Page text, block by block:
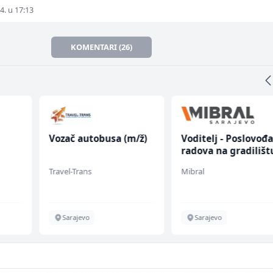
u 17:13
KOMENTARI (26)
Vozač autobusa (m/ž)
Travel-Trans
Sarajevo
Voditelj - Poslovođa
radova na
Mibral
Sarajevo